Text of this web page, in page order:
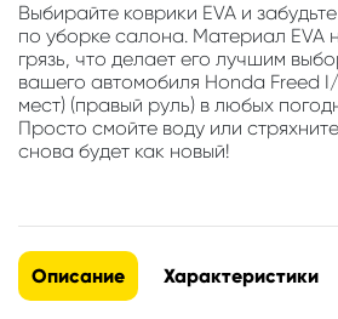
Выбирайте коврики EVA и
по уборке салона. Материал EVA
грязь, что делает его лучшим
вашего автомобиля Honda Freed
мест) (правый руль) в любых
Просто смойте воду или
снова будет как новый!
Описание Характеристики